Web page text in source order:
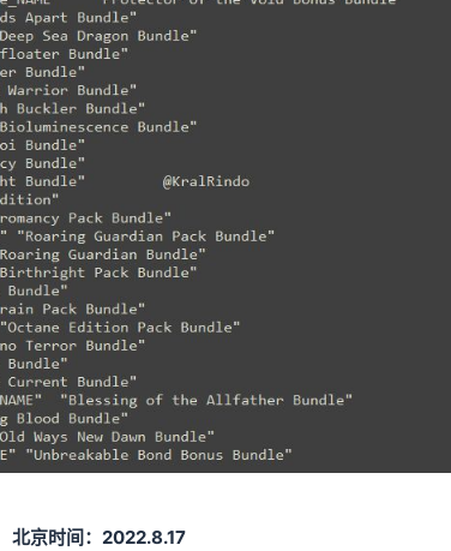
北京时间：2022.8.17